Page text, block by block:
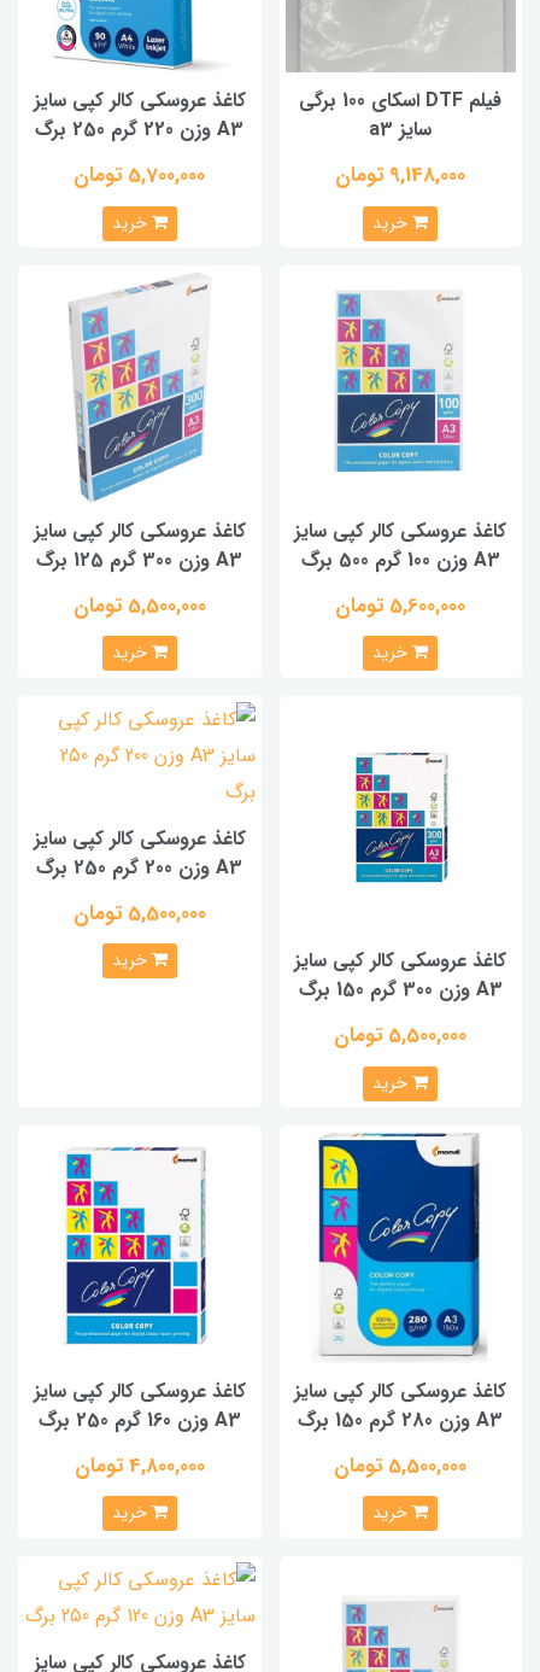
فیلم DTF اسکای 100 برگی
سایز a3
9,148,000 تومان
خرید
کاغذ عروسکی کالر کپی سایز
A3 وزن 220 گرم 250 برگ
5,700,000 تومان
خرید
کاغذ عروسکی کالر کپی سایز
A3 وزن 100 گرم 500 برگ
5,600,000 تومان
خرید
کاغذ عروسکی کالر کپی سایز
A3 وزن 300 گرم 125 برگ
5,500,000 تومان
خرید
کاغذ عروسکی کالر کپی سایز
A3 وزن 300 گرم 150 برگ
5,500,000 تومان
خرید
کاغذ عروسکی کالر کپی سایز
A3 وزن 200 گرم 250 برگ
5,500,000 تومان
خرید
کاغذ عروسکی کالر کپی سایز
A3 وزن 280 گرم 150 برگ
5,500,000 تومان
خرید
کاغذ عروسکی کالر کپی سایز
A3 وزن 160 گرم 250 برگ
4,800,000 تومان
خرید
کاغذ عروسکی کالر کپی سایز